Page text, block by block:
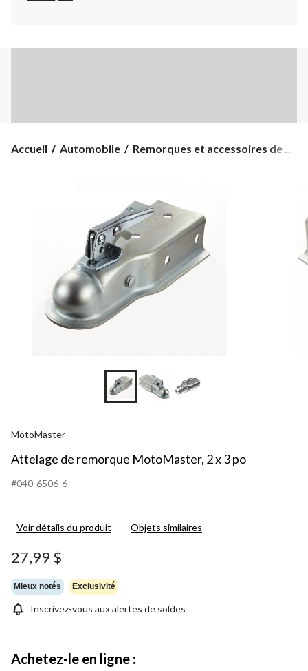
Accueil Automobile Remorques et accessoires de ...
MotoMaster
Attelage de remorque MotoMaster, 2 x 3 po
#040-6506-6
Voir détails du produit Objets similaires
27,99 $
Mieux notés Exclusivité
Inscrivez-vous aux alertes de soldes
Achetez-le en ligne :